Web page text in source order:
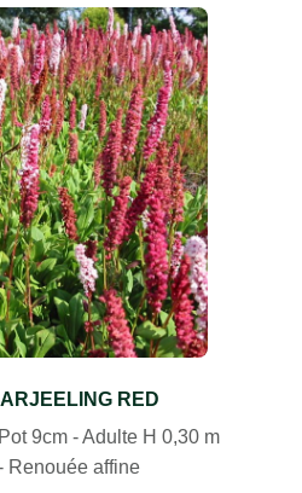
RED
Pot 9cm - Adulte H 0,30 m
Renouée affine